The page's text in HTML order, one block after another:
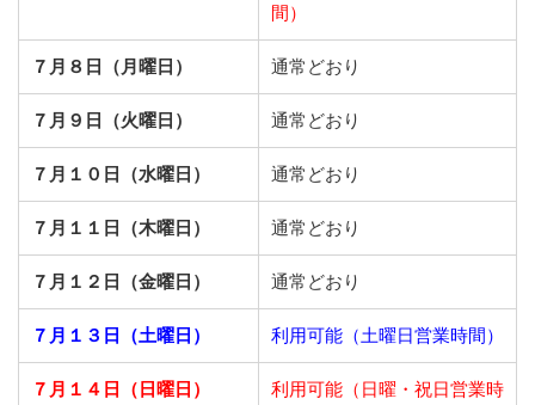
間）
７月８日（月曜日） 通常どおり
７月９日（火曜日） 通常どおり
７月１０日（水曜日） 通常どおり
７月１１日（木曜日） 通常どおり
７月１２日（金曜日） 通常どおり
７月１３日（土曜日） 利用可能（土曜日営業時間）
７月１４日（日曜日）
利用可能（日曜・祝日営業時